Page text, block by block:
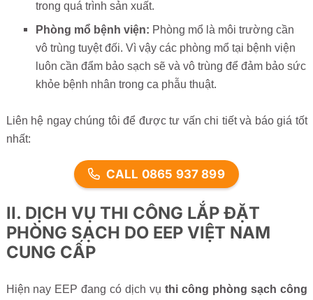
trong quá trình sản xuất.
Phòng mổ bệnh viện: Phòng mổ là môi trường cần
vô trùng tuyệt đối. Vì vậy các phòng mổ tại bệnh viện
luôn cần đẩm bảo sạch sẽ và vô trùng để đảm bảo sức
khỏe bệnh nhân trong ca phẫu thuật.
Liên hệ ngay chúng tôi để được tư vấn chi tiết và báo giá tốt
nhất:
CALL 0865 937 899
II. DỊCH VỤ THI CÔNG LẮP ĐẶT
PHÒNG SẠCH DO EEP VIỆT NAM
CUNG CẤP
Hiện nay EEP đang có dịch vụ thi công phòng sạch công